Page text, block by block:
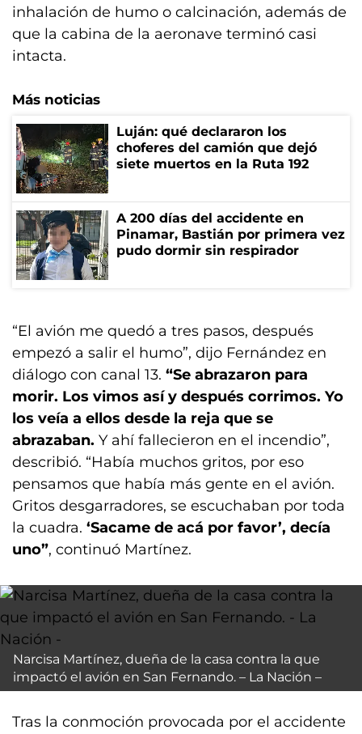
inhalación de humo o calcinación, además de
que la cabina de la aeronave terminó casi
intacta.
Más noticias
Luján: qué declararon los
choferes del camión que dejó
siete muertos en la Ruta 192
A 200 días del accidente en
Pinamar, Bastián por primera vez
pudo dormir sin respirador
“El avión me quedó a tres pasos, después
empezó a salir el humo”, dijo Fernández en
diálogo con canal 13. “Se abrazaron para
morir. Los vimos así y después corrimos. Yo
los veía a ellos desde la reja que se
abrazaban. Y ahí fallecieron en el incendio”,
describió. “Había muchos gritos, por eso
pensamos que había más gente en el avión.
Gritos desgarradores, se escuchaban por toda
la cuadra. ‘Sacame de acá por favor’, decía
uno”, continuó Martínez.
Narcisa Martínez, dueña de la casa contra la que
impactó el avión en San Fernando. – La Nación –
Tras la conmoción provocada por el accidente